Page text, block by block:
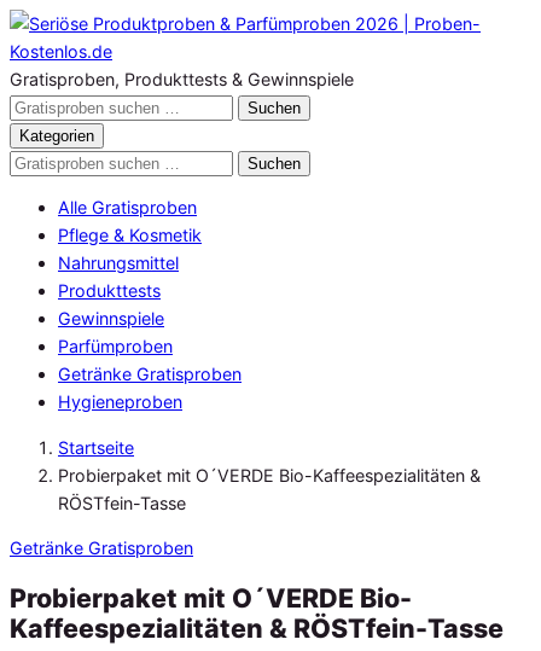
Zum
Inhalt
springen
Gratisproben, Produkttests & Gewinnspiele
Gratisproben
durchsuchen
Suchen
Kategorien
Gratisproben
Suchen
Alle Gratisproben
Pflege & Kosmetik
Nahrungsmittel
Produkttests
Gewinnspiele
Parfümproben
Getränke Gratisproben
Hygieneproben
Startseite
Probierpaket mit O´VERDE Bio-Kaffeespezialitäten &
RÖSTfein-Tasse
Getränke Gratisproben
Probierpaket mit O´VERDE Bio-
Kaffeespezialitäten & RÖSTfein-Tasse